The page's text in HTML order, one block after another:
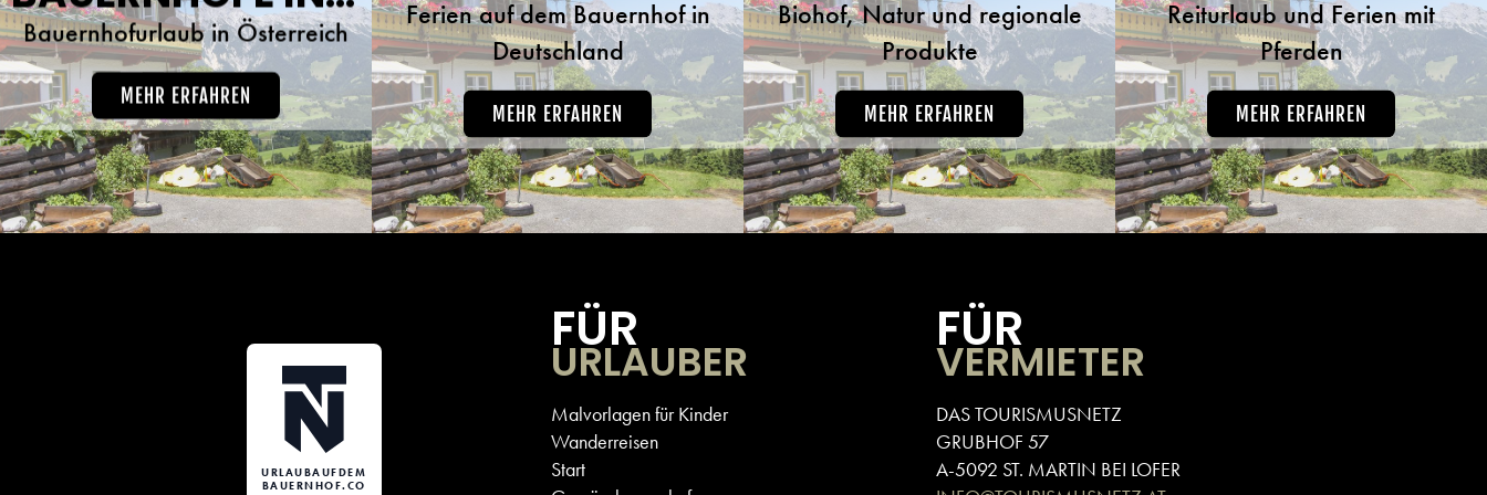
Kälbern auf den Almwiesen – hier
können Ihre Kinder die Tiere des Hofes
kennenlernen und mehr über sie
erfahren. Der Tobhartbauer ist der
ideale Ort, um die Natur zu genießen,
frische Bergluft zu atmen und wertvolle
Zeit mit Ihrer Familie zu verbringen.
Bauernhofurlaub in Österreich
MEHR ERFAHREN
Ferien auf dem Bauernhof in
Deutschland
MEHR ERFAHREN
Biohof, Natur und regionale
Produkte
MEHR ERFAHREN
Reiturlaub und Ferien mit
Pferden
MEHR ERFAHREN
URLAUBAUFDEM
BAUERNHOF.CO
FÜR
URLAUBER
Malvorlagen für Kinder
Wanderreisen
Start
FÜR
VERMIETER
DAS TOURISMUSNETZ
GRUBHOF 57
A-5092 ST. MARTIN BEI LOFER